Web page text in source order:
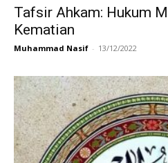
Tafsir Ahkam: Hukum
Kematian
Muhammad Nasif - 13/12/2022